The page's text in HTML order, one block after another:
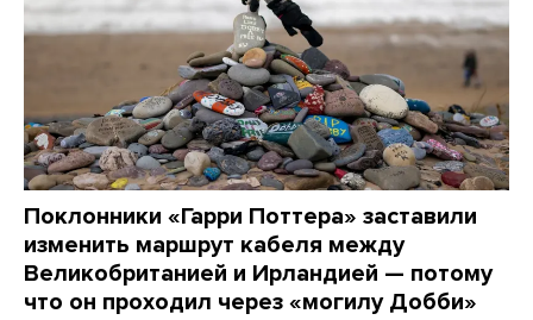
Поклонники «Гарри Поттера» заставили
изменить маршрут кабеля между
Великобританией и Ирландией — потому
что он проходил через «могилу Добби»